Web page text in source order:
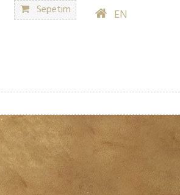
Sepetim EN